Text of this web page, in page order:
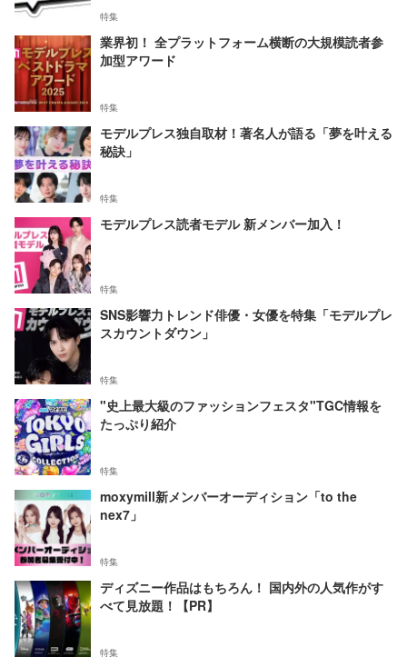
特集
業界初！ 全プラットフォーム横断の大規模読者参
加型アワード
特集
モデルプレス独自取材！著名人が語る「夢を叶える
秘訣」
特集
モデルプレス読者モデル 新メンバー加入！
特集
SNS影響力トレンド俳優・女優を特集「モデルプレ
スカウントダウン」
特集
"史上最大級のファッションフェスタ"TGC情報を
たっぷり紹介
特集
moxymill新メンバーオーディション「to the
nex7」
特集
ディズニー作品はもちろん！ 国内外の人気作がす
べて見放題！【PR】
特集